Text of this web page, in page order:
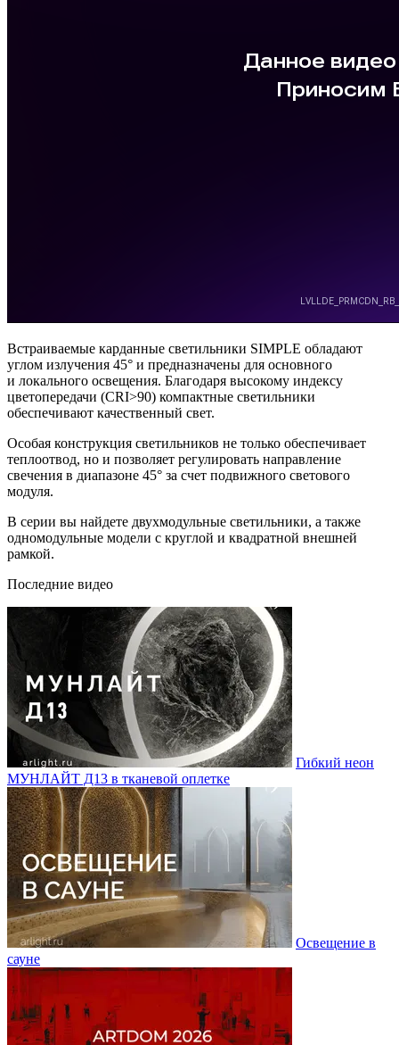
Встраиваемые карданные светильники SIMPLE обладают
углом излучения 45° и предназначены для основного
и локального освещения. Благодаря высокому индексу
цветопередачи (CRI>90) компактные светильники
обеспечивают качественный свет.
Особая конструкция светильников не только обеспечивает
теплоотвод, но и позволяет регулировать направление
свечения в диапазоне 45° за счет подвижного светового
модуля.
В серии вы найдете двухмодульные светильники, а также
одномодульные модели с круглой и квадратной внешней
рамкой.
Последние видео
Гибкий неон
МУНЛАЙТ Д13 в тканевой оплетке
Освещение в
сауне